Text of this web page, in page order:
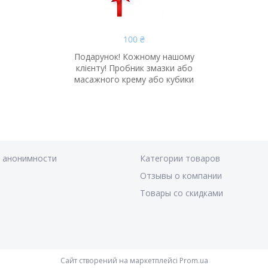
100 ₴
Подарунок! Кожному нашому
клієнту! Пробник змазки або
масажного крему або кубики
анонимности
Категории товаров
Отзывы о компании
Товары со скидками
Сайт створений на маркетплейсі Prom.ua